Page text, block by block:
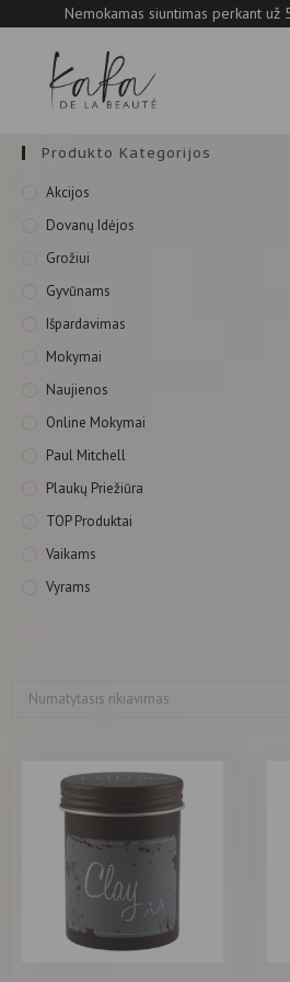
Nemokamas siuntimas perkant už
Numatytasis rikiavimas
Produkto Kategorijos
Akcijos
Dovanų Idėjos
Grožiui
Gyvūnams
Išpardavimas
Mokymai
Naujienos
Online Mokymai
Paul Mitchell
Plaukų Priežiūra
TOP Produktai
Vaikams
Vyrams